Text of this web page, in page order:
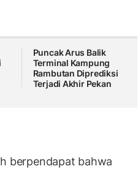
Puncak Arus Balik
Terminal Kampung
Rambutan Diprediksi
Terjadi Akhir Pekan
berpendapat bahwa